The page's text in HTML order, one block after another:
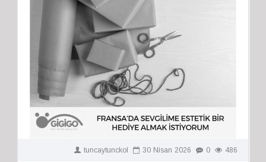
tuncaytunckol 30 Nisan 2026 0 486